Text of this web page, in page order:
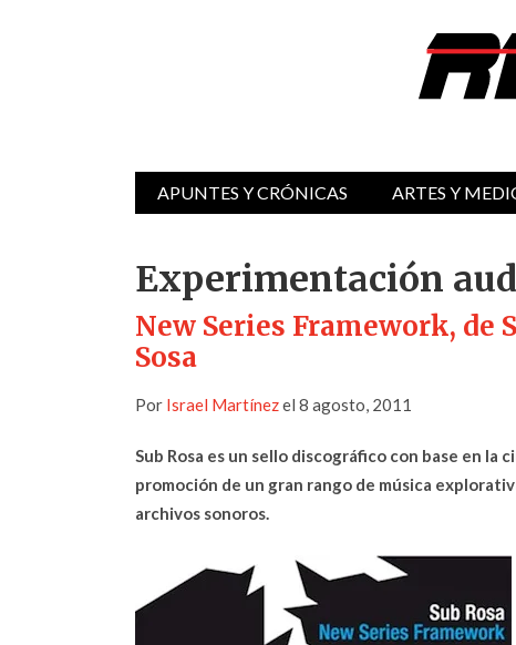
APUNTES Y CRÓNICAS ARTES Y
Experimentación
New Series Framework, de
Sosa
Por Israel Martínezel 8 agosto, 2011
Sub Rosa es un sello discográfico con base en
promoción de un gran rango de música
archivos sonoros.